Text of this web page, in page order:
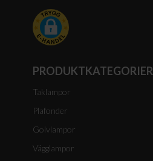
PRODUKTKATEGORIER
Taklampor
Plafonder
Golvlampor
Vägglampor